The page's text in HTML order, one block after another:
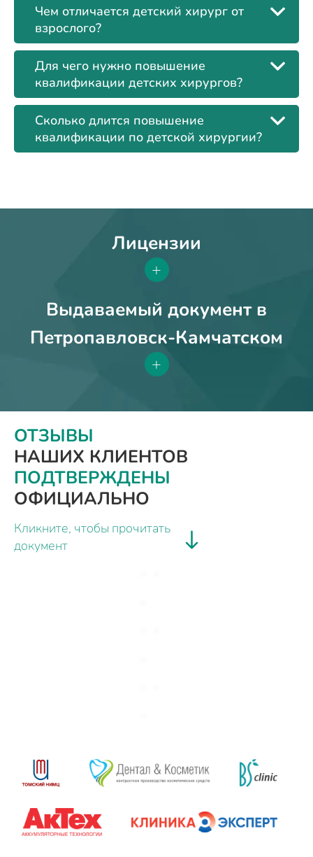
Чем отличается детский хирург от
взрослого?
Для чего нужно повышение
квалификации детских хирургов?
Сколько длится повышение
квалификации по детской хирургии?
Лицензии
+
Выдаваемый документ в
Петропавловск-Камчатском
+
ОТЗЫВЫ
НАШИХ КЛИЕНТОВ
ПОДТВЕРЖДЕНЫ
ОФИЦИАЛЬНО
Кликните, чтобы прочитать
документ